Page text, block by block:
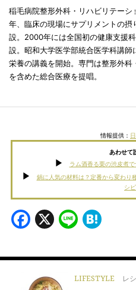
稲毛病院整形外科・リハビリテー
年、臨床の現場にサプリメントの
設。2000年には全国初の健康支援
設。昭和大学医学部統合医学科講
栄養の講義を開始。専門は整形外
を含めた総合医療を提唱。
情報提供：
あわせて
ラム酒香る栗の渋皮煮
鍋に人気の材料は？定番から変わり
シ
Facebook
X Line
LIFESTYLE レ